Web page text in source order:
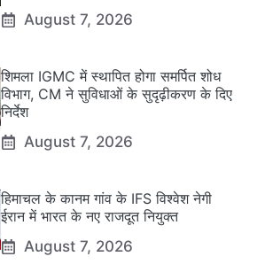
August 7, 2026
शिमला IGMC में स्थापित होगा समर्पित शोध
विभाग, CM ने सुविधाओं के सुदृढ़ीकरण के दिए
निर्देश
August 7, 2026
हिमाचल के कानम गांव के IFS विश्वेश नेगी
ईरान में भारत के नए राजदूत नियुक्त
August 7, 2026